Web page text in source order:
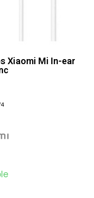
Xiaomi Mi In-ear